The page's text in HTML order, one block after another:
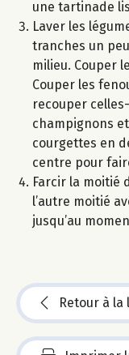
une tartinade
Laver les
tranches un
milieu. Couper
Couper les
recouper
champignons
courgettes en
centre pour
Farcir la moitié
l’autre moitié
jusqu’au
Retour à la